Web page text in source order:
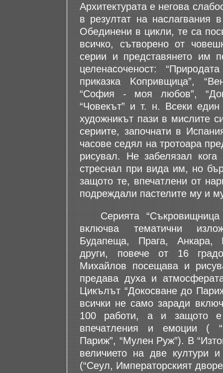
Архитектурата е негова
в резултат на наслагвания
Обединени в цикли, те са
всичко, сътворено от
серии и представянето им
целенасоченост:
приказка Kопривщица”,
“София - моя любов”,
“Човекът” и т. н. Всеки
художникът пази в мислите
сериите, започнати в
часове седял на тротоара
рисувал. Не забелязал
стреснал при вида им, но
защото те, впечатлени от
подреждали пастелите му и
Серията “Съкровищница
включва тематични
Будапеща, Прага, Анкара,
други, повече от 16
Михайлов посещава и
предава духа и
Цикълът “Докосване до
всички не само заради
100 работи, а и защото
впечатления и емоции (
Париж”, “Мулен Руж”). В
величието на две култури
(“Сеул, Императорският